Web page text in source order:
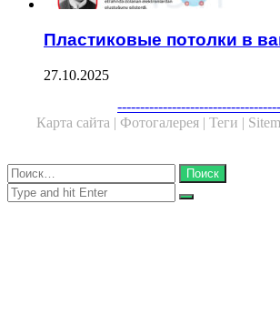
Пластиковые потолки в
27.10.2025
Карта сайта | Фотогалерея | Теги |
Close
Найти:
Close
Search